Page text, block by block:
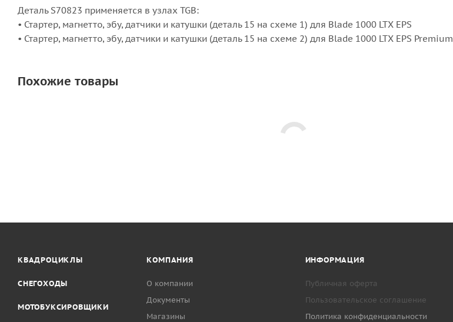
Деталь S70823 применяется в узлах TGB:
• Стартер, магнетто, эбу, датчики и катушки (деталь 15 на схеме 1) для Blade 1000 LTX EPS
• Стартер, магнетто, эбу, датчики и катушки (деталь 15 на схеме 2) для Blade 1000 LTX EPS Premium
Похожие товары
КВАДРОЦИКЛЫ
СНЕГОХОДЫ
МОТОБУКСИРОВЩИКИ
КОМПАНИЯ
О компании
Документы
Магазины
ИНФОРМАЦИЯ
Публичная оферта
Пользовательское соглашение
Политика конфиденциальности